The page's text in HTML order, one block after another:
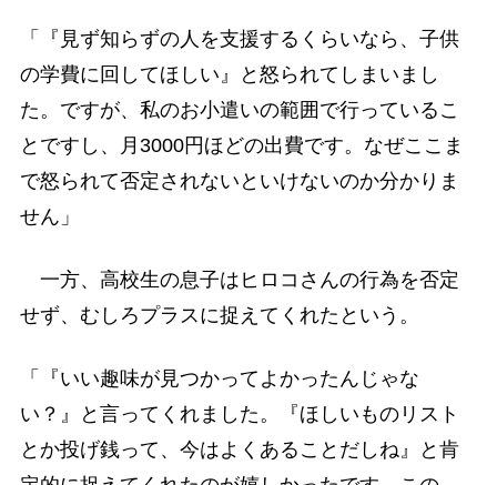
「『見ず知らずの人を支援するくらいなら、子供
の学費に回してほしい』と怒られてしまいまし
た。ですが、私のお小遣いの範囲で行っているこ
とですし、月3000円ほどの出費です。なぜここま
で怒られて否定されないといけないのか分かりま
せん」
一方、高校生の息子はヒロコさんの行為を否定
せず、むしろプラスに捉えてくれたという。
「『いい趣味が見つかってよかったんじゃな
い？』と言ってくれました。『ほしいものリスト
とか投げ銭って、今はよくあることだしね』と肯